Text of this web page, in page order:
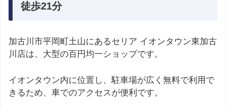
徒歩21分
加古川市平岡町土山にあるセリア イオンタウン東加古
川店は、大型の百円均一ショップです。
イオンタウン内に位置し、駐車場が広く無料で利用で
きるため、車でのアクセスが便利です。